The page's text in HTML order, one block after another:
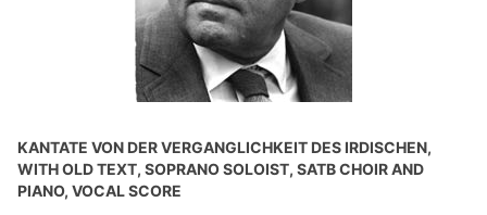
KANTATE VON DER VERGANGLICHKEIT DES IRDISCHEN,
WITH OLD TEXT, SOPRANO SOLOIST, SATB CHOIR AND
PIANO, VOCAL SCORE